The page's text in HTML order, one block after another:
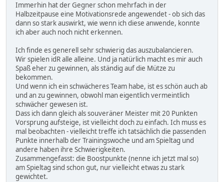
Immerhin hat der Gegner schon mehrfach in der
Halbzeitpause eine Motivationsrede angewendet - ob sich das
dann so stark auswirkt, wie wenn ich diese anwende, konnte
ich aber auch noch nicht erkennen.
Ich finde es generell sehr schwierig das auszubalancieren.
Wir spielen idR alle alleine. Und ja natürlich macht es mir auch
Spaß eher zu gewinnen, als ständig auf die Mütze zu
bekommen.
Und wenn ich ein schwächeres Team habe, ist es schön auch ab
und an zu gewinnen, obwohl man eigentlich vermeintlich
schwächer gewesen ist.
Dass ich dann gleich als souveräner Meister mit 20 Punkten
Vorsprung aufsteige, ist vielleicht doch zu einfach. Ich muss es
mal beobachten - vielleicht treffe ich tatsächlich die passenden
Punkte innerhalb der Trainingswoche und am Spieltag und
andere haben ihre Schwierigkeiten.
Zusammengefasst: die Boostpunkte (nenne ich jetzt mal so)
am Spieltag sind schon gut, nur vielleicht etwas zu stark
gewichtet.